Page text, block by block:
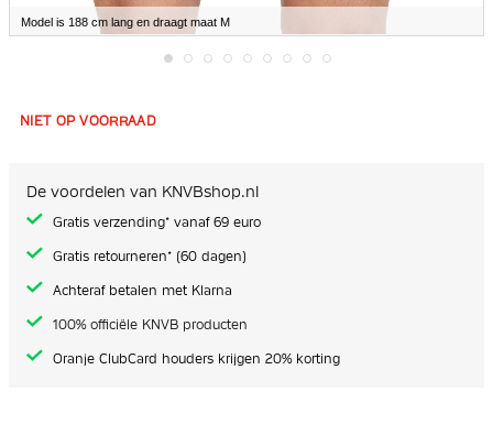
Model is 188 cm lang en draagt maat M
het
afbeeldingen-
gallerij
NIET OP VOORRAAD
De voordelen van KNVBshop.nl
Gratis verzending* vanaf 69 euro
Gratis retourneren* (60 dagen)
Achteraf betalen met Klarna
100% officiële KNVB producten
Oranje ClubCard houders krijgen 20% korting